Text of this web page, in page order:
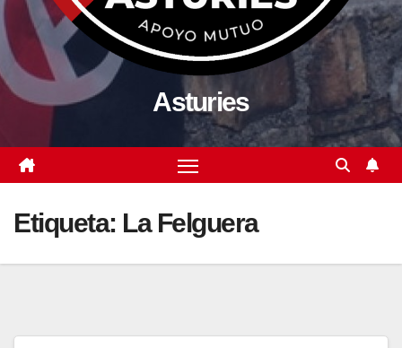
Asturies
Etiqueta: La Felguera